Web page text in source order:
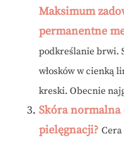
Maksimum
permanentne
podkreślanie brwi.
włosków w cienką
kreski. Obecnie
Skóra normalna
pielęgnacji?